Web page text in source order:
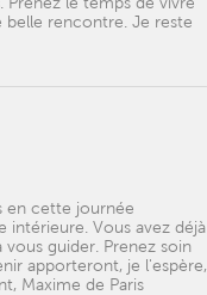
belle rencontre. Je reste
en cette journée
intérieure. Vous avez déjà
guider. Prenez soin
apporteront, je l'espère,
Maxime de Paris